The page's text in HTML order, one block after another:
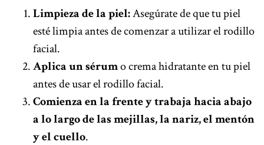
Limpieza de la piel:Asegúrate de que tu piel
esté limpia antes de comenzar a utilizar el rodillo
facial.
Aplica un sérumo crema hidratante en tu piel
antes de usar el rodillo facial.
Comienza en la frente y trabaja hacia abajo
a lo largo de las mejillas, la nariz, el mentón
y el cuello.